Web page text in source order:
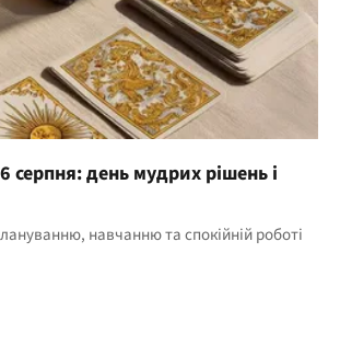
серпня: день мудрих рішень і
навчанню та спокійній роботі